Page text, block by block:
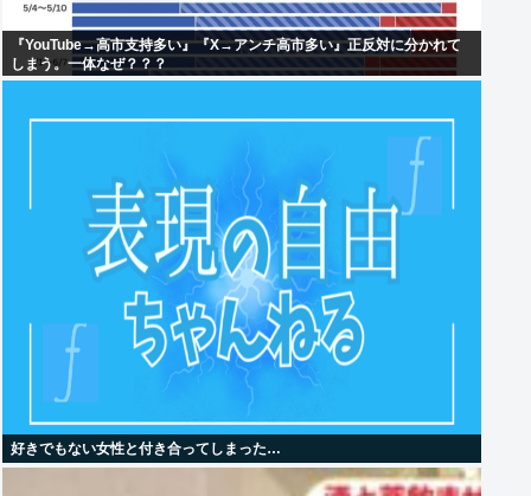
『YouTube→高市支持多い』『X→アンチ高市多い』正反対に分かれて
しまう。一体なぜ？？？
好きでもない女性と付き合ってしまった…